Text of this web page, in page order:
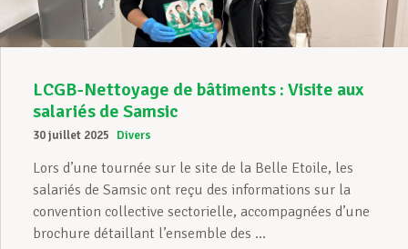
LCGB-Nettoyage de bâtiments : Visite aux
salariés de Samsic
30 juillet 2025 Divers
Lors d’une tournée sur le site de la Belle Etoile, les
salariés de Samsic ont reçu des informations sur la
convention collective sectorielle, accompagnées d’une
brochure détaillant l’ensemble des ...